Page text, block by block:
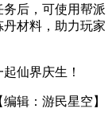
后，可使用帮派
材料，助力玩家
仙界庆生！
编辑：游民星空】